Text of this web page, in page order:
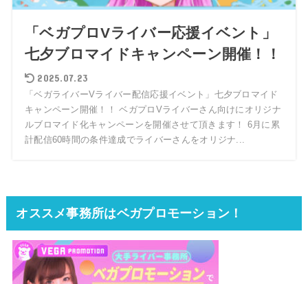
「ベガプロVライバー応援イベント」
七夕ブロマイドキャンペーン開催！！
2025.07.23
「ベガライバーVライバー配信応援イベント」七夕ブロマイド
キャンペーン開催！！ ベガプロVライバーさん向けにオリジナ
ルブロマイド化キャンペーンを開催させて頂きます！ 6月に累
計配信60時間の条件達成でライバーさんをオリジナ...
オススメ事務所はベガプロモーション！